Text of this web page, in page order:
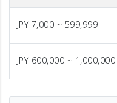
JPY 7,000 ~ 599,999
JPY 600,000 ~ 1,000,000